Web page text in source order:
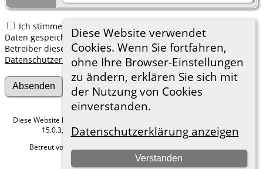
Diese Website verwendet
Cookies. Wenn Sie fortfahren,
ohne Ihre Browser-Einstellungen
zu ändern, erklären Sie sich mit
der Nutzung von Cookies
einverstanden.
Datenschutzerklärung anzeigen
Verstanden
Ich stimme zu, dass meine hier erfassten persönlichen
Daten gespeichert werden. Ich verstehe, dass ich jederzeit den
Betreiber dieser Website bitten kann, diese Daten zu löschen.
Datenschutzerklärung
Diese Website läuft mit
15.0.3, programmiert von Darrin Lythgoe © 2001-2026.
Betreut von
Hier geht es zum Impressum